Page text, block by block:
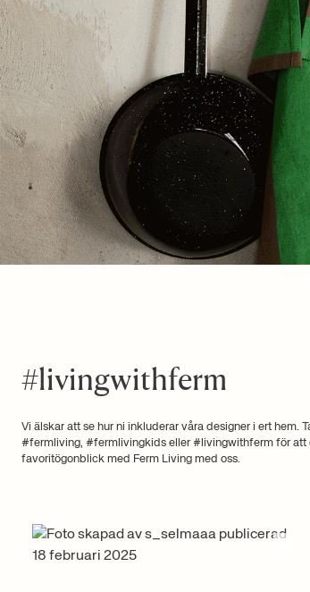
#livingwithferm
Vi älskar att se hur ni inkluderar våra designer i ert hem.
#fermliving, #fermlivingkids eller #livingwithferm för att
favoritögonblick med Ferm Living med oss.